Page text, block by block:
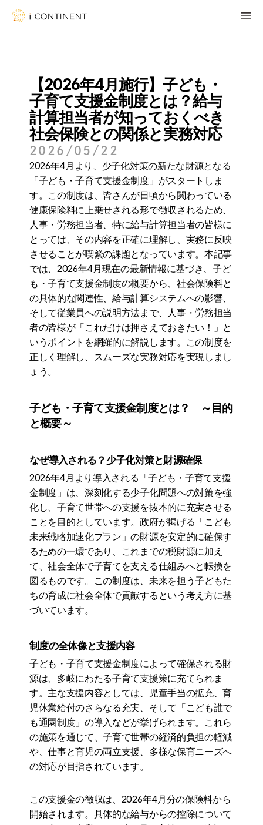
【2026年4月施行】子ども・
子育て支援金制度とは？給与
計算担当者が知っておくべき
社会保険との関係と実務対応
2026/05/22
2026年4月より、少子化対策の新たな財源となる
「子ども・子育て支援金制度」がスタートしま
す。この制度は、皆さんが日頃から関わっている
健康保険料に上乗せされる形で徴収されるため、
人事・労務担当者、特に給与計算担当者の皆様に
とっては、その内容を正確に理解し、実務に反映
させることが喫緊の課題となっています。本記事
では、2026年4月現在の最新情報に基づき、子ど
も・子育て支援金制度の概要から、社会保険料と
の具体的な関連性、給与計算システムへの影響、
そして従業員への説明方法まで、人事・労務担当
者の皆様が「これだけは押さえておきたい！」と
いうポイントを網羅的に解説します。この制度を
正しく理解し、スムーズな実務対応を実現しまし
ょう。
子ども・子育て支援金制度とは？　～目的
と概要～
なぜ導入される？少子化対策と財源確保
2026年4月より導入される「子ども・子育て支援
金制度」は、深刻化する少子化問題への対策を強
化し、子育て世帯への支援を抜本的に充実させる
ことを目的としています。政府が掲げる「こども
未来戦略加速化プラン」の財源を安定的に確保す
るための一環であり、これまでの税財源に加え
て、社会全体で子育てを支える仕組みへと転換を
図るものです。この制度は、未来を担う子どもた
ちの育成に社会全体で貢献するという考え方に基
づいています。
制度の全体像と支援内容
子ども・子育て支援金制度によって確保される財
源は、多岐にわたる子育て支援策に充てられま
す。主な支援内容としては、児童手当の拡充、育
児休業給付のさらなる充実、そして「こども誰で
も通園制度」の導入などが挙げられます。これら
の施策を通じて、子育て世帯の経済的負担の軽減
や、仕事と育児の両立支援、多様な保育ニーズへ
の対応が目指されています。
この支援金の徴収は、2026年4月分の保険料から
開始されます。具体的な給与からの控除について